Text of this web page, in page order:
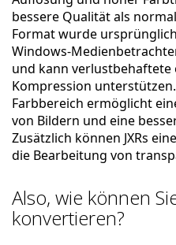
bessere Qualität als
Format wurde
Windows-
und kann
Kompression unterstützen.
Farbbereich ermöglicht
von Bildern und eine
Zusätzlich können JXRs
die Bearbeitung von
Also, wie können
konvertieren?